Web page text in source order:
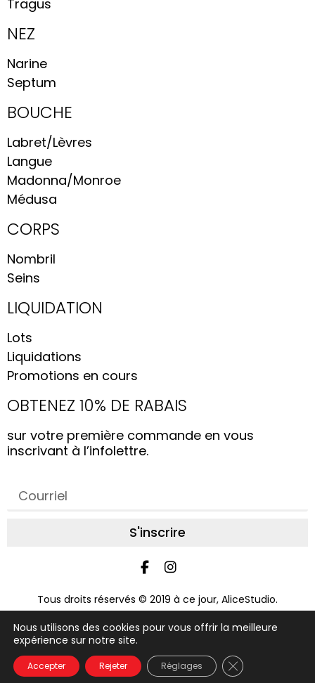
Tragus
NEZ
Narine
Septum
BOUCHE
Labret/Lèvres
Langue
Madonna/Monroe
Médusa
CORPS
Nombril
Seins
LIQUIDATION
Lots
Liquidations
Promotions en cours
OBTENEZ 10% DE RABAIS
sur votre première commande en vous
inscrivant à l’infolettre.
S'inscrire
Tous droits réservés © 2019 à ce jour, AliceStudio.
Conception parGraphix Design Graphique
FAQ À propos Nous joindre
Politique d'utilisation
Glossaire
Politique de confidentialité
Nous utilisons des cookies pour vous offrir la meilleure
expérience sur notre site.
Accepter Rejeter Réglages Close GDPR